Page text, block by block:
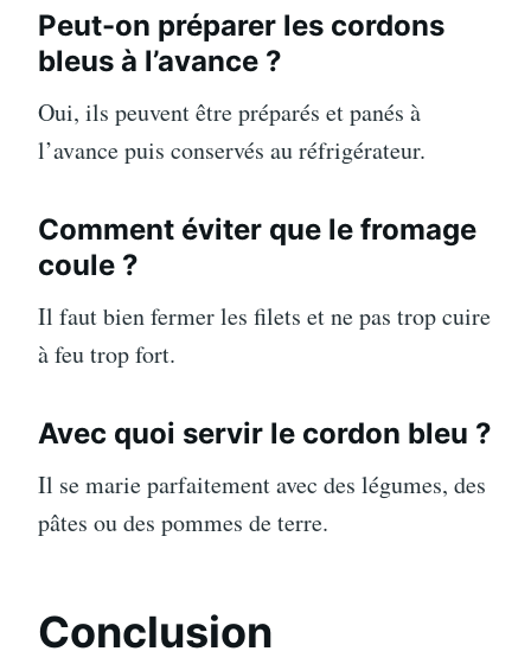
Peut-on préparer les cordons
bleus à l’avance ?
Oui, ils peuvent être préparés et panés à
l’avance puis conservés au réfrigérateur.
Comment éviter que le fromage
coule ?
Il faut bien fermer les filets et ne pas trop cuire
à feu trop fort.
Avec quoi servir le cordon bleu ?
Il se marie parfaitement avec des légumes, des
pâtes ou des pommes de terre.
Conclusion